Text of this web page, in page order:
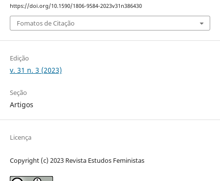
https://doi.org/10.1590/1806-9584-2023v31n386430
Fomatos de Citação
Edição
v. 31 n. 3 (2023)
Seção
Artigos
Licença
Copyright (c) 2023 Revista Estudos Feministas